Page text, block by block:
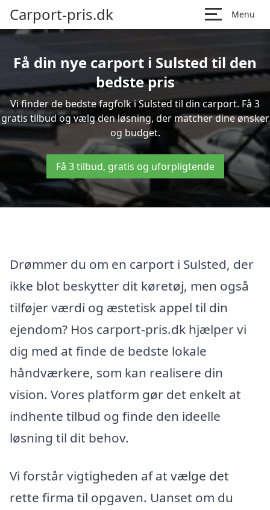
Carport-pris.dk Menu
Få din nye carport i Sulsted til den
bedste pris
Vi finder de bedste fagfolk i Sulsted til din carport. Få 3
gratis tilbud og vælg den løsning, der matcher dine ønsker
og budget.
Få 3 tilbud, gratis og uforpligtende
Drømmer du om en carport i Sulsted, der
ikke blot beskytter dit køretøj, men også
tilføjer værdi og æstetisk appel til din
ejendom? Hos carport-pris.dk hjælper vi
dig med at finde de bedste lokale
håndværkere, som kan realisere din
vision. Vores platform gør det enkelt at
indhente tilbud og finde den ideelle
løsning til dit behov.
Vi forstår vigtigheden af at vælge det
rette firma til opgaven. Uanset om du